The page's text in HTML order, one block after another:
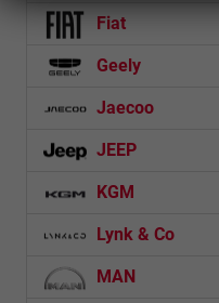
Fiat
Geely
Jaecoo
JEEP
KGM
Lynk & Co
MAN